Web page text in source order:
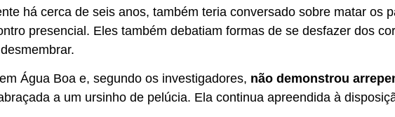
há cerca de seis anos, também teria conversado sobre matar os
presencial. Eles também debatiam formas de se desfazer dos
Água Boa e, segundo os investigadores, não demonstrou
a um ursinho de pelúcia. Ela continua apreendida à